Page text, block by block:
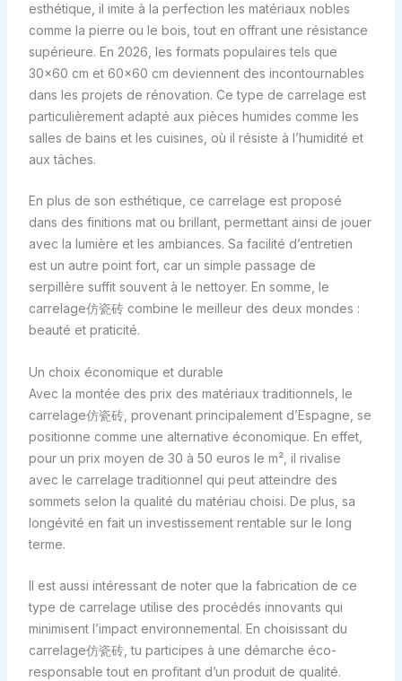
esthétique, il imite à la perfection les matériaux nobles
comme la pierre ou le bois, tout en offrant une résistance
supérieure. En 2026, les formats populaires tels que
30×60 cm et 60×60 cm deviennent des incontournables
dans les projets de rénovation. Ce type de carrelage est
particulièrement adapté aux pièces humides comme les
salles de bains et les cuisines, où il résiste à l’humidité et
aux tâches.
En plus de son esthétique, ce carrelage est proposé
dans des finitions mat ou brillant, permettant ainsi de jouer
avec la lumière et les ambiances. Sa facilité d’entretien
est un autre point fort, car un simple passage de
serpillère suffit souvent à le nettoyer. En somme, le
carrelage仿瓷砖 combine le meilleur des deux mondes :
beauté et praticité.
Un choix économique et durable
Avec la montée des prix des matériaux traditionnels, le
carrelage仿瓷砖, provenant principalement d’Espagne, se
positionne comme une alternative économique. En effet,
pour un prix moyen de 30 à 50 euros le m², il rivalise
avec le carrelage traditionnel qui peut atteindre des
sommets selon la qualité du matériau choisi. De plus, sa
longévité en fait un investissement rentable sur le long
terme.
Il est aussi intéressant de noter que la fabrication de ce
type de carrelage utilise des procédés innovants qui
minimisent l’impact environnemental. En choisissant du
carrelage仿瓷砖, tu participes à une démarche éco-
responsable tout en profitant d’un produit de qualité.